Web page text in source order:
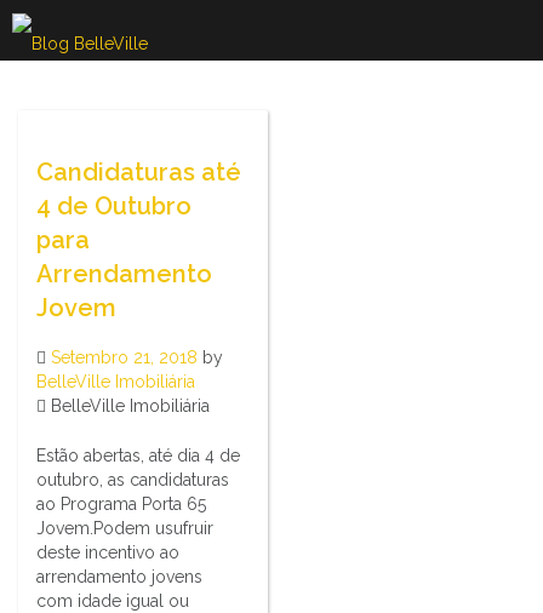
Skip
to
content
Candidaturas até
4 de Outubro
para
Arrendamento
Jovem
Setembro 21, 2018 by
BelleVille Imobiliária
BelleVille Imobiliária
Estão abertas, até dia 4 de
outubro, as candidaturas
ao Programa Porta 65
Jovem.Podem usufruir
deste incentivo ao
arrendamento jovens
com idade igual ou